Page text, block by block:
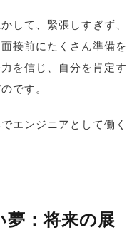
して、緊張しすぎず、
接前にたくさん準備を
を信じ、自分を肯定す
です。
エンジニアとして働く
夢：将来の展